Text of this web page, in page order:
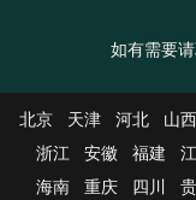
如有需要
北京 天津 河北 山西
浙江
安徽 福建
海南
重庆 四川